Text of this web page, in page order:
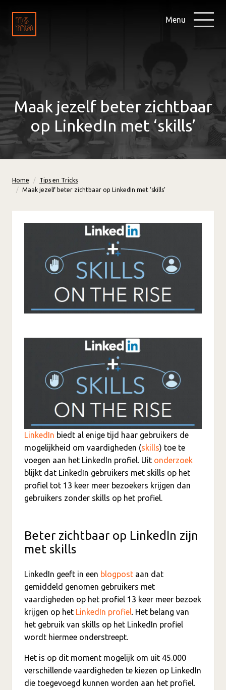
Menu
Maak jezelf beter zichtbaar
op LinkedIn met ‘skills’
Home
Tips en Tricks
Maak jezelf beter zichtbaar op LinkedIn met ‘skills’
LinkedIn biedt al enige tijd haar gebruikers de
mogelijkheid om vaardigheden (skills) toe te
voegen aan het LinkedIn profiel. Uit onderzoek
blijkt dat LinkedIn gebruikers met skills op het
profiel tot 13 keer meer bezoekers krijgen dan
gebruikers zonder skills op het profiel.
Beter zichtbaar op LinkedIn zijn
met skills
LinkedIn geeft in een blogpost aan dat
gemiddeld genomen gebruikers met
vaardigheden op het profiel 13 keer meer bezoek
krijgen op het LinkedIn profiel. Het belang van
het gebruik van skills op het LinkedIn profiel
wordt hiermee onderstreept.
Het is op dit moment mogelijk om uit 45.000
verschillende vaardigheden te kiezen op LinkedIn
die toegevoegd kunnen worden aan het profiel.